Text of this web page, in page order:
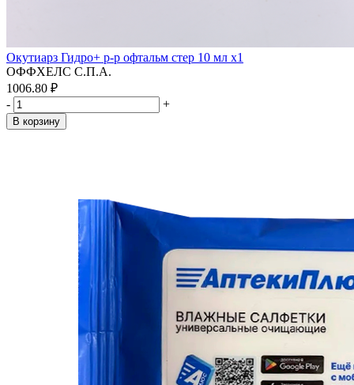
Окутиарз Гидро+ р-р офтальм стер 10 мл x1
ОФФХЕЛС С.П.А.
1006.80 ₽
-
+
В корзину